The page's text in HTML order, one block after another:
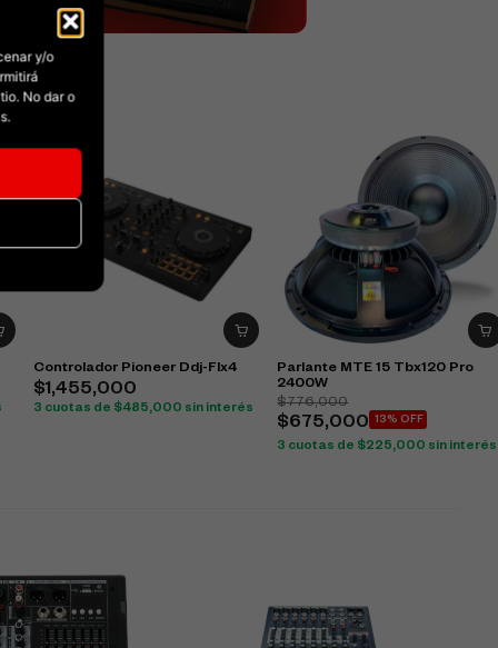
y/o
No dar o
Controlador Pioneer Ddj-Flx4
$1,455,000
3 cuotas de $485,000 sin interés
Parlante MTE 15 Tbx120 Pro
2400W
$776,000
$675,000 13% OFF
3 cuotas de $225,000 sin interés